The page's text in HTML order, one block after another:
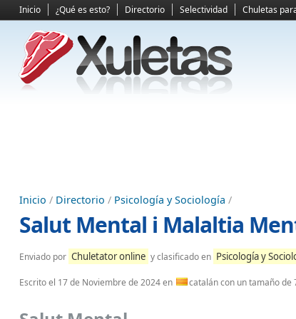
Inicio ¿Qué es esto? Directorio Selectividad Chuletas
Inicio / Directorio / Psicología y Sociología /
Salut Mental i Malaltia
Enviado por Chuletator online y clasificado en Psicología y
Escrito el 17 de Noviembre de 2024en catalán con un tamaño de